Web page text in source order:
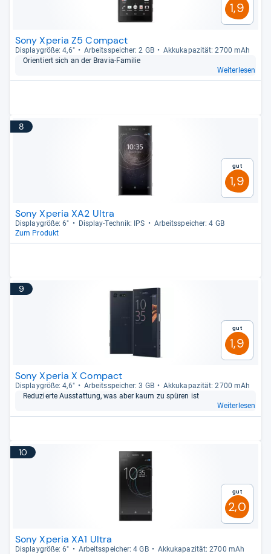
1,9
Sony Xperia Z5 Compact
Dis­play­größe: 4,6" Arbeitsspei­cher: 2 GB
Akku­ka­pa­zi­tät: 2700 mAh
Ori­en­tiert sich an der Bra­via-​Fami­lie
Weiterlesen
8
Gut
1,9
Sony Xperia XA2 Ultra
Dis­play­größe: 6" Dis­play-​Tech­nik: IPS
Arbeitsspei­cher: 4 GB
Zum Produkt
9
Gut
1,9
Sony Xperia X Compact
Dis­play­größe: 4,6" Arbeitsspei­cher: 3 GB
Akku­ka­pa­zi­tät: 2700 mAh
Redu­zierte Aus­stat­tung, was aber kaum zu spü­ren ist
Weiterlesen
10
Gut
2,0
Sony Xperia XA1 Ultra
Dis­play­größe: 6" Arbeitsspei­cher: 4 GB
Akku­ka­pa­zi­tät: 2700 mAh